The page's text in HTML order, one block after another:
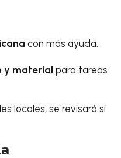
con más ayuda.
y material para tareas
locales, se revisará si